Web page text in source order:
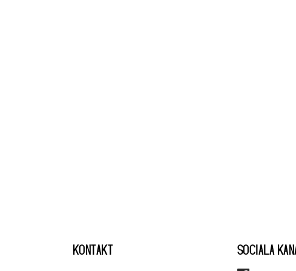
KONTAKT SOCIALA